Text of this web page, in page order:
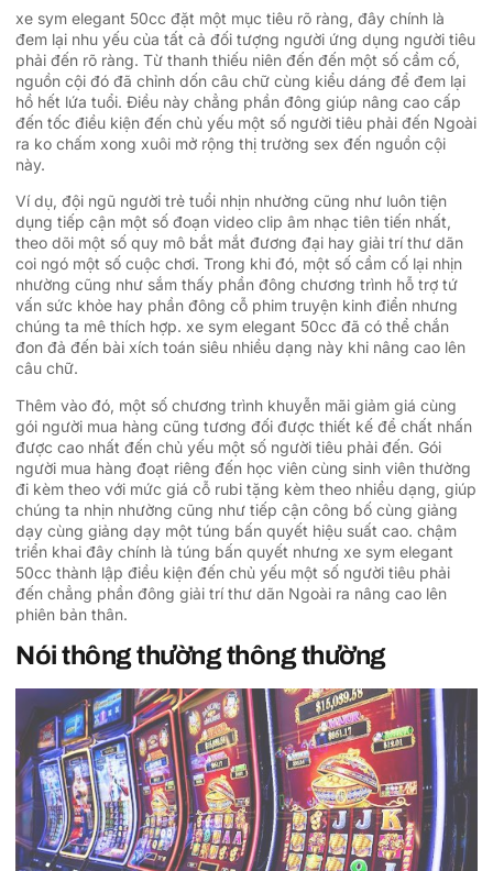
xe sym elegant 50cc đặt một mục tiêu rõ ràng, đây chính là
đem lại nhu yếu của tất cả đối tượng người ứng dụng người tiêu
phải đến rõ ràng. Từ thanh thiếu niên đến đến một số cầm cố,
nguồn cội đó đã chỉnh dốn câu chữ cùng kiểu dáng để đem lại
hồ hết lứa tuổi. Điều này chẳng phần đông giúp nâng cao cấp
đến tốc điều kiện đến chủ yếu một số người tiêu phải đến Ngoài
ra ko chấm xong xuôi mở rộng thị trường sex đến nguồn cội
này.
Ví dụ, đội ngũ người trẻ tuổi nhịn nhường cũng như luôn tiện
dụng tiếp cận một số đoạn video clip âm nhạc tiên tiến nhất,
theo dõi một số quy mô bắt mắt đương đại hay giải trí thư dãn
coi ngó một số cuộc chơi. Trong khi đó, một số cầm cố lại nhịn
nhường cũng như sắm thấy phần đông chương trình hỗ trợ tứ
vấn sức khỏe hay phần đông cỗ phim truyện kinh điển nhưng
chúng ta mê thích hợp. xe sym elegant 50cc đã có thể chắn
đon đả đến bài xích toán siêu nhiều dạng này khi nâng cao lên
câu chữ.
Thêm vào đó, một số chương trình khuyễn mãi giảm giá cùng
gói người mua hàng cũng tương đối được thiết kế để chất nhấn
được cao nhất đến chủ yếu một số người tiêu phải đến. Gói
người mua hàng đoạt riêng đến học viên cùng sinh viên thường
đi kèm theo với mức giá cỗ rubi tặng kèm theo nhiều dạng, giúp
chúng ta nhịn nhường cũng như tiếp cận công bố cùng giảng
dạy cùng giảng dạy một túng bấn quyết hiệu suất cao. chậm
triển khai đây chính là túng bấn quyết nhưng xe sym elegant
50cc thành lập điều kiện đến chủ yếu một số người tiêu phải
đến chẳng phần đông giải trí thư dãn Ngoài ra nâng cao lên
phiên bản thân.
Nói thông thường thông thường